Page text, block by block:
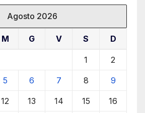
Agosto 2026
M G V S D
1 2
5 6 7 8 9
12 13 14 15 16